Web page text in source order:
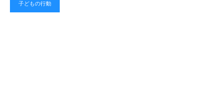
子どもの行動